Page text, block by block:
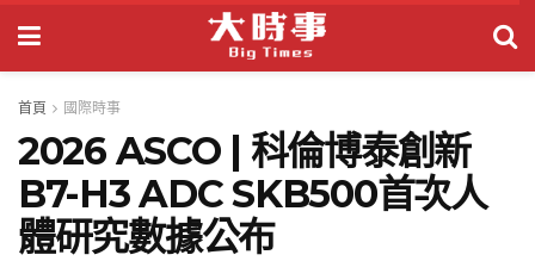
首頁 國際時事
2026 ASCO | 科倫博泰創新
B7-H3 ADC SKB500首次人
體研究數據公布